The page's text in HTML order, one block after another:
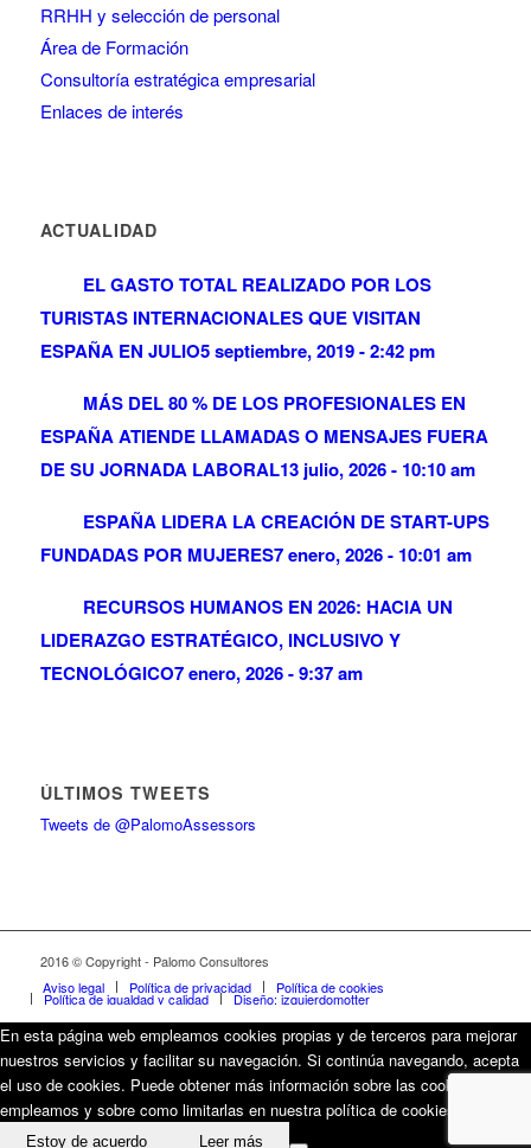
RRHH y selección de personal
Área de Formación
Consultoría estratégica empresarial
Enlaces de interés
ACTUALIDAD
EL GASTO TOTAL REALIZADO POR LOS
TURISTAS INTERNACIONALES QUE VISITAN
ESPAÑA EN JULIO5 septiembre, 2019 - 2:42 pm
MÁS DEL 80 % DE LOS PROFESIONALES EN
ESPAÑA ATIENDE LLAMADAS O MENSAJES FUERA
DE SU JORNADA LABORAL13 julio, 2026 - 10:10 am
ESPAÑA LIDERA LA CREACIÓN DE START-UPS
FUNDADAS POR MUJERES7 enero, 2026 - 10:01 am
RECURSOS HUMANOS EN 2026: HACIA UN
LIDERAZGO ESTRATÉGICO, INCLUSIVO Y
TECNOLÓGICO7 enero, 2026 - 9:37 am
ÚLTIMOS TWEETS
Tweets de @PalomoAssessors
2016 © Copyright - Palomo Consultores
Aviso legal
Política de privacidad Política de cookies
Política de igualdad y calidad Diseño: izquierdomotter
En esta página web empleamos cookies propias y de terceros para mejorar
nuestros servicios y facilitar su navegación. Si continúa navegando, acepta
el uso de cookies. Puede obtener más información sobre las cookies que
empleamos y sobre como limitarlas en nuestra política de cookies.
Estoy de acuerdo Leer más